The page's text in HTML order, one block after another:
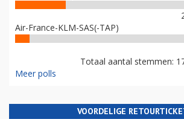
Air-France-KLM-SAS(-TAP)
Totaal aantal stemmen:
Meer polls
VOORDELIGE